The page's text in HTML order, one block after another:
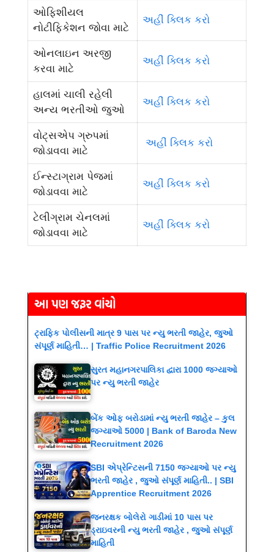
ઓફિશીયલ
નોટીફિકેશન જોવા માટે
અહીં ક્લિક કરો
ઓનલાઇન અરજી
કરવા માટે
અહીં ક્લિક કરો
હાલમાં ચાલી રહેલી
અન્ય ભરતીઓ જુઓ
અહીં ક્લિક કરો
વોટ્સએપ ગ્રુપમાં
જોડાવવા માટે
અહીં ક્લિક કરો
ઈન્સ્ટાગ્રામ પેજમાં
જોડાવવા માટે
અહીં ક્લિક કરો
ટેલીગ્રામ ચેનલમાં
જોડાવવા માટે
અહીં ક્લિક કરો
આ પણ જરૂર વાંચો
ટ્રાફિક પોલીસની માત્ર 9 પાસ પર ન્યુ ભરતી જાહેર, જુઓ
સંપૂર્ણ માહિતી… | Traffic Police Recruitment 2026
સુરત મહાનગરપાલિકા દ્વારા 1000 જગ્યાઓ
પર ન્યુ ભરતી જાહેર
બેંક ઓફ બરોડામાં ન્યુ ભરતી જાહેર – કુલ
જગ્યાઓ 5000 | Bank of Baroda New
Recruitment 2026
SBI એપ્રેન્ટિસની 7150 જગ્યાઓ પર ન્યુ
ભરતી જાહેર , જુઓ સંપૂર્ણ માહિતી.. | SBI
Apprentice Recruitment 2026
જનરક્ષક બોલેરો ગાડીમાં 10 પાસ પર
ડ્રાઇવરની ન્યુ ભરતી જાહેર , જુઓ સંપૂર્ણ
માહિતી